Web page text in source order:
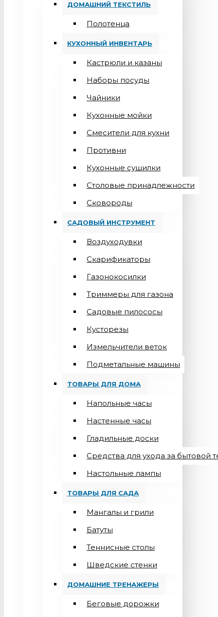
ДОМАШНИЙ ТЕКСТИЛЬ
Полотенца
КУХОННЫЙ ИНВЕНТАРЬ
Кастрюли и казаны
Наборы посуды
Чайники
Кухонные мойки
Смесители для кухни
Противни
Кухонные сушилки
Столовые принадлежности
Сковороды
САДОВЫЙ ИНСТРУМЕНТ
Воздуходувки
Скарификаторы
Газонокосилки
Триммеры для газона
Садовые пилососы
Кусторезы
Измельчители веток
Подметальные машины
ТОВАРЫ ДЛЯ ДОМА
Напольные часы
Настенные часы
Гладильные доски
Средства для ухода за бытовой
Настольные лампы
ТОВАРЫ ДЛЯ САДА
Мангалы и грили
Батуты
Теннисные столы
Шведские стенки
ДОМАШНИЕ ТРЕНАЖЕРЫ
Беговые дорожки